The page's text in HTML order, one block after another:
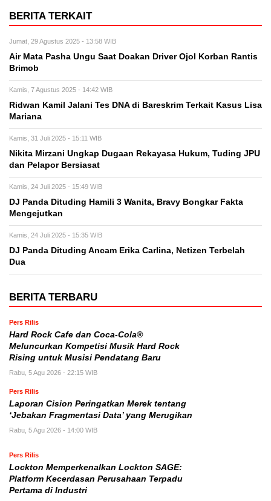
BERITA TERKAIT
Jumat, 29 Agustus 2025 - 13:58 WIB
Air Mata Pasha Ungu Saat Doakan Driver Ojol Korban Rantis
Brimob
Kamis, 7 Agustus 2025 - 14:42 WIB
Ridwan Kamil Jalani Tes DNA di Bareskrim Terkait Kasus Lisa
Mariana
Kamis, 31 Juli 2025 - 15:11 WIB
Nikita Mirzani Ungkap Dugaan Rekayasa Hukum, Tuding JPU
dan Pelapor Bersiasat
Kamis, 24 Juli 2025 - 15:49 WIB
DJ Panda Dituding Hamili 3 Wanita, Bravy Bongkar Fakta
Mengejutkan
Kamis, 24 Juli 2025 - 15:35 WIB
DJ Panda Dituding Ancam Erika Carlina, Netizen Terbelah
Dua
BERITA TERBARU
Pers Rilis
Hard Rock Cafe dan Coca-Cola®
Meluncurkan Kompetisi Musik Hard Rock
Rising untuk Musisi Pendatang Baru
Rabu, 5 Agu 2026 - 22:15 WIB
Pers Rilis
Laporan Cision Peringatkan Merek tentang
‘Jebakan Fragmentasi Data’ yang Merugikan
Rabu, 5 Agu 2026 - 14:00 WIB
Pers Rilis
Lockton Memperkenalkan Lockton SAGE:
Platform Kecerdasan Perusahaan Terpadu
Pertama di Industri